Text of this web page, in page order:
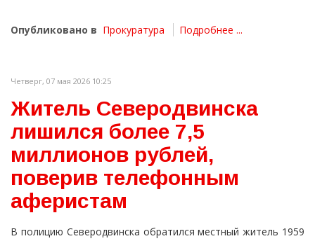
Опубликовано в Прокуратура Подробнее ...
Четверг, 07 мая 2026 10:25
Житель Северодвинска
лишился более 7,5
миллионов рублей,
поверив телефонным
аферистам
В полицию Северодвинска обратился местный житель 1959